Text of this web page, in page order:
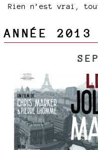
Rien n’est vrai,
ANNÉE 2013